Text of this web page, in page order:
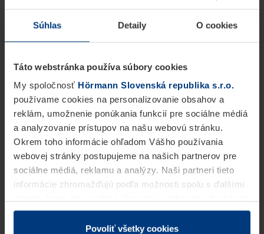
Súhlas Detaily O cookies
Táto webstránka používa súbory cookies
My spoločnosť Hörmann Slovenská republika s.r.o.
používame cookies na personalizovanie obsahov a
reklám, umožnenie ponúkania funkcií pre sociálne médiá
a analyzovanie prístupov na našu webovú stránku.
Okrem toho informácie ohľadom Vášho používania
webovej stránky postupujeme na našich partnerov pre
sociálne médiá, reklamu a analýzy. Naši partneri tieto
informácie zhromažďujú podľa možnosti spolu s ďalšími
v rámci Vášho využívania služieb.
Z právneho hľadiska môžeme cookies ukladať na Vašom
Povoliť všetky cookies